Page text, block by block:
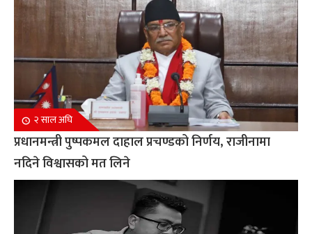
२ साल अघि
प्रधानमन्त्री पुष्पकमल दाहाल प्रचण्डको निर्णय, राजीनामा
नदिने विश्वासको मत लिने